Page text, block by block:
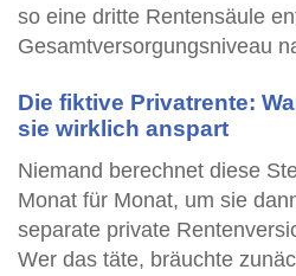
so eine dritte Rentensäule
Gesamtversorgungsniveau
Die fiktive Privatrente:
sie wirklich anspart
Niemand berechnet diese
Monat für Monat, um sie
separate private
Wer das täte, bräuchte